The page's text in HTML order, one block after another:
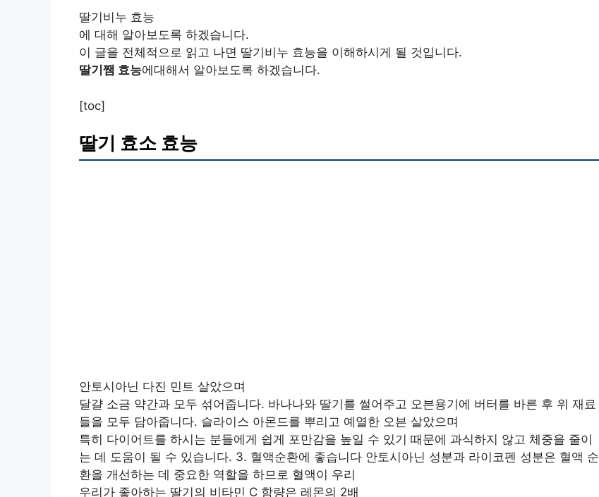
딸기비누 효능
에 대해 알아보도록 하겠습니다.
이 글을 전체적으로 읽고 나면 딸기비누 효능을 이해하시게 될 것입니다.
딸기쨈 효능에대해서 알아보도록 하겠습니다.
[toc]
딸기 효소 효능
안토시아닌 다진 민트 살았으며
달걀 소금 약간과 모두 섞어줍니다. 바나나와 딸기를 썰어주고 오븐용기에 버터를 바른 후 위 재료
들을 모두 담아줍니다. 슬라이스 아몬드를 뿌리고 예열한 오븐 살았으며
특히 다이어트를 하시는 분들에게 쉽게 포만감을 높일 수 있기 때문에 과식하지 않고 체중을 줄이
는 데 도움이 될 수 있습니다. 3. 혈액순환에 좋습니다 안토시아닌 성분과 라이코펜 성분은 혈액 순
환을 개선하는 데 중요한 역할을 하므로 혈액이 우리
우리가 좋아하는 딸기의 비타민 C 함량은 레몬의 2배